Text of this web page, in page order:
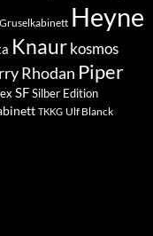
Gruselkabinett Heyne
Knaur kosmos
Rhodan Piper
SFSilber Edition
TKKG Ulf Blanck